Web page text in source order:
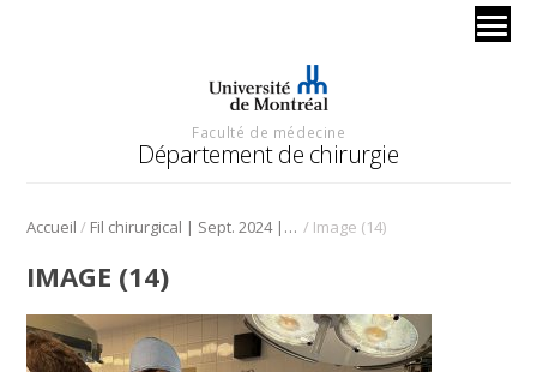
Faculté de médecine
Département de chirurgie
Accueil / Fil chirurgical | Sept. 2024 | Techniques chirurgicales / Image (14)
IMAGE (14)